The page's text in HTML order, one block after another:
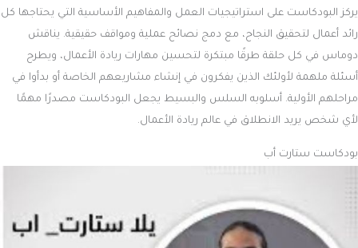
يركز البودكاست على استراتيجيات العمل والمفاهيم الأساسية التي يحتاجها كل
رائد أعمال لتحقيق النجاح، مع دمج نصائح عملية ومواقف حقيقية. يناقش
دوماس في كل حلقة طرقًا مبتكرة لتحسين مهارات ريادة الأعمال، ويطرح
أسئلة ملهمة لأولئك الذين يفكرون في إنشاء مشاريعهم الخاصة أو بدأوا في
مراحلهم الأولية. أسلوبه السلس والبسيط يجعل البودكاست مصدرًا مهمًا
لأي شخص يريد الانطلاق في عالم ريادة الأعمال.
بودكاست ستارت أب